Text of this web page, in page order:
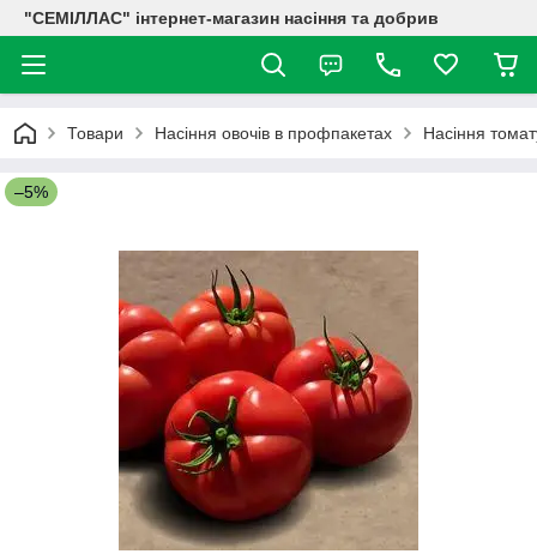
"СЕМІЛЛАС" інтернет-магазин насіння та добрив
Товари Насіння овочів в профпакетах Насіння
–5%